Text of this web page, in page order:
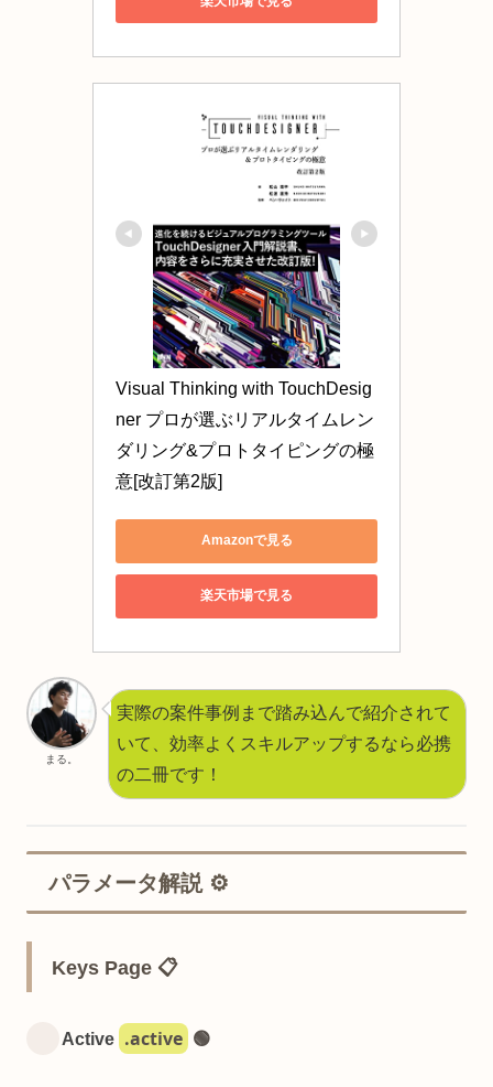
Visual Thinking with TouchDesig
ner プロが選ぶリアルタイムレン
ダリング&プロトタイピングの極
意[改訂第2版]
Amazonで見る
楽天市場で見る
まる。
実際の案件事例まで踏み込んで紹介されて
いて、効率よくスキルアップするなら必携
の二冊です！
パラメータ解説 ⚙️
Keys Page 📋
Active .active 🟢